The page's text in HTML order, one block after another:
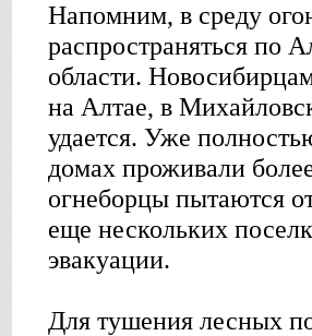
Напомним, в среду
распространяться по
области.
на Алтае, в
удается. Уже
домах проживали
огнеборцы пытаются
еще нескольких
эвакуации.
Для тушения лесных